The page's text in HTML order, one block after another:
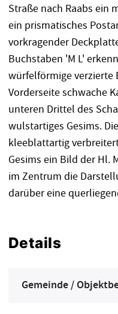
Straße nach Raabs ein
ein prismatisches
vorkragender
Buchstaben 'M L'
würfelförmige verzierte
Vorderseite schwache
unteren Drittel des
wulstartiges Gesims.
kleeblattartig
Gesims ein Bild der Hl.
im Zentrum die
darüber eine
Details
Gemeinde /